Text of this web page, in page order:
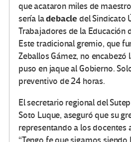
que acataron miles de
sería ladebacle del Sindicato
Trabajadores de la Educación
Este tradicional gremio, que
Zeballos Gámez, no encabezó
puso en jaque al Gobierno.
preventivo de 24 horas.
El secretario regional del
Soto Luque, aseguró que su
representando a los docentes